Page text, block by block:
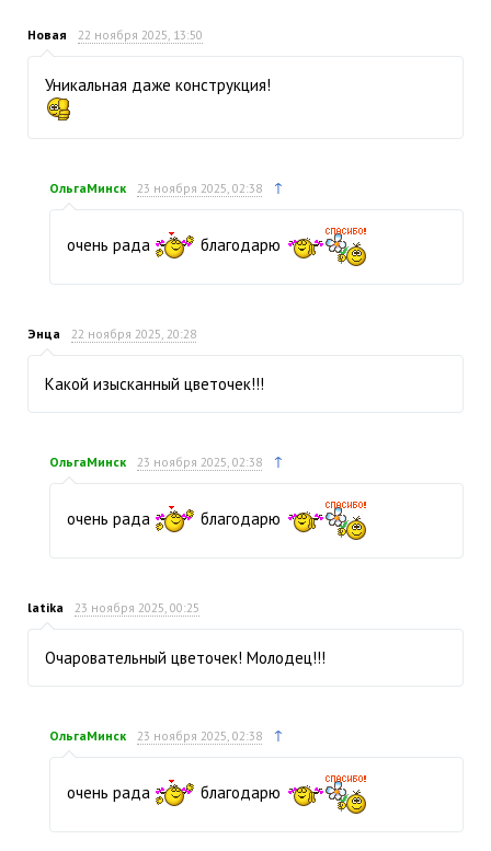
Новая 22 ноября 2025, 13:50
Уникальная даже конструкция!
ОльгаМинск 23 ноября 2025, 02:38 ↑
очень рада благодарю
Энца 22 ноября 2025, 20:28
Какой изысканный цветочек!!!
ОльгаМинск 23 ноября 2025, 02:38 ↑
очень рада благодарю
latika 23 ноября 2025, 00:25
Очаровательный цветочек! Молодец!!!
ОльгаМинск 23 ноября 2025, 02:38 ↑
очень рада благодарю